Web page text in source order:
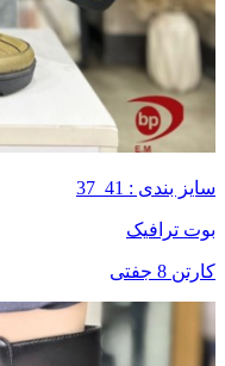
سایز بندی : 41_37
بوت ترافیک
کارتن 8 جفتی